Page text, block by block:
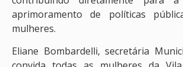
aprimoramento de políticas
mulheres.
Eliane Bombardelli, secretária